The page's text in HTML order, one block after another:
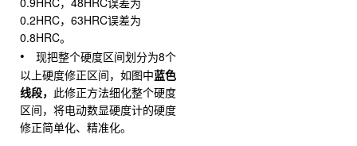
0.2HRC，63HRC误差为
0.8HRC。
现把整个硬度区间划分为8个
以上硬度修正区间，如图中蓝色
线段， 此修正方法细化整个硬度
区间，将电动数显硬度计的硬度
修正简单化、精准化。